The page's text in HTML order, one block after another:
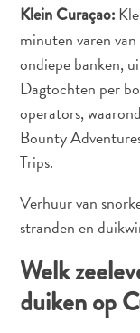
Gezondheid
en
Inentingen
—
Je
Verplaatsen
Geld,
Geldautomaten
Accommodatie
Uit
Klein Curaçao:
minuten varen
ondiepe banken,
Dagtochten per
operators,
Bounty
Trips.
Verhuur van
stranden en
Welk
duiken op